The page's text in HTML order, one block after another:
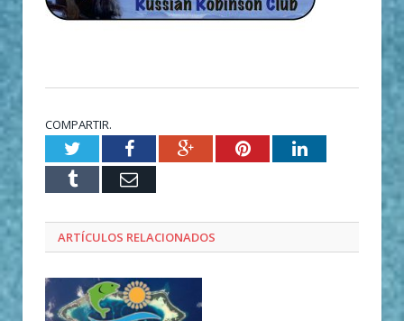
COMPARTIR.
TwitterFacebookGoogle+PinterestLinkedIn
Tumblr Email
ARTÍCULOS RELACIONADOS